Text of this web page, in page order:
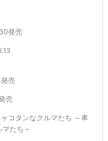
発売
売
売
コタンなクルマたち ～車
たち～